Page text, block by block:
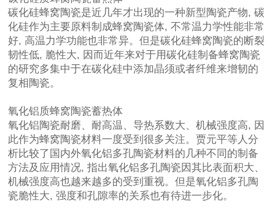
碳化硅蜂窝陶瓷是近几年才出现的一种新型陶瓷产物, 碳
化硅作为主要原料制成蜂窝陶瓷体, 不常温力学性能非常
好, 高温力学功能也非常异。但是碳化硅蜂窝陶瓷的断裂
韧性低, 脆性大, 因而近年来对于用碳化硅制备蜂窝陶瓷
的研究多集中于在碳化硅中添加晶须或者纤维来增韧的
复相陶瓷。
氧化铝质蜂窝陶瓷蓄热体
氧化铝陶瓷耐磨、耐高温、导热系数大、机械强度高, 因
此作为蜂窝陶瓷材料一度受到很多关注。贾元平等人分
析比较了国内外氧化铝多孔陶瓷材料的几种不同的制备
方法及应用情况, 指出氧化铝多孔陶瓷因其比表面积大、
机械强度高也越来越多的受到重视。但是氧化铝多孔陶
瓷脆性大, 强度和孔隙率的关系也有待进一步化。